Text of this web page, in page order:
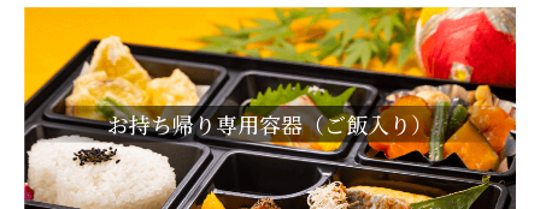
お持ち帰り専用容器（ご飯入り）